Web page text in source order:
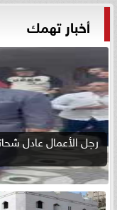
أخبار تهمك
رجل الأعمال عادل